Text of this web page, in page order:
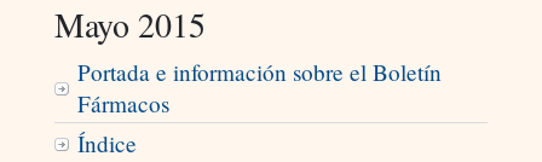
Mayo 2015
Portada e información sobre el Boletín
Fármacos
Índice